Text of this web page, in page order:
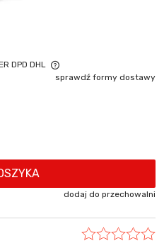
DPD DHL
KOSZTÓW PŁATNOŚCI
sprawdź formy dostawy
dodaj do przechowalni